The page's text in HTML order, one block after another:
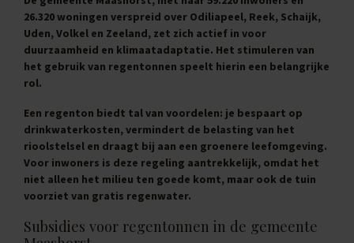
26.320 woningen verspreid over Odiliapeel, Reek, Schaijk,
Uden, Volkel en Zeeland, zet zich actief in voor
duurzaamheid en klimaatadaptatie. Het stimuleren van
het gebruik van regentonnen speelt hierin een belangrijke
rol.
Een regenton biedt tal van voordelen: je bespaart op
drinkwaterkosten, vermindert de belasting van het
rioolstelsel en draagt bij aan een groenere leefomgeving.
Voor inwoners is deze regeling aantrekkelijk, omdat het
niet alleen het milieu ten goede komt, maar ook de tuin
voorziet van gratis regenwater.
Subsidies voor regentonnen in de gemeente